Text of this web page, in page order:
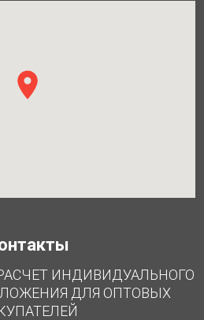
ИНДИВИДУАЛЬНОГО
ДЛЯ ОПТОВЫХ